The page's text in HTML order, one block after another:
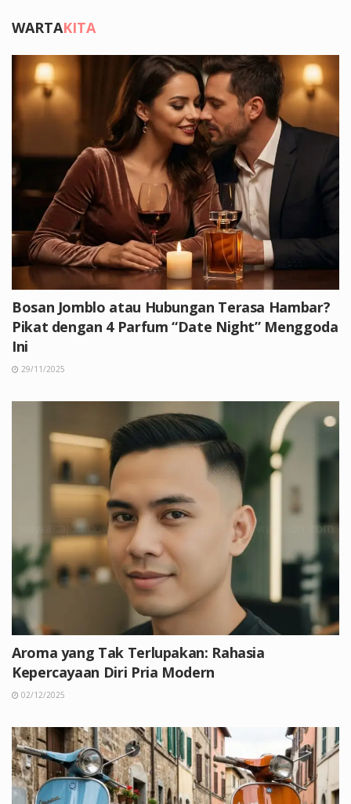
WARTAKITA
Bosan Jomblo atau Hubungan Terasa Hambar?
Pikat dengan 4 Parfum “Date Night” Menggoda
Ini
29/11/2025
Aroma yang Tak Terlupakan: Rahasia
Kepercayaan Diri Pria Modern
02/12/2025